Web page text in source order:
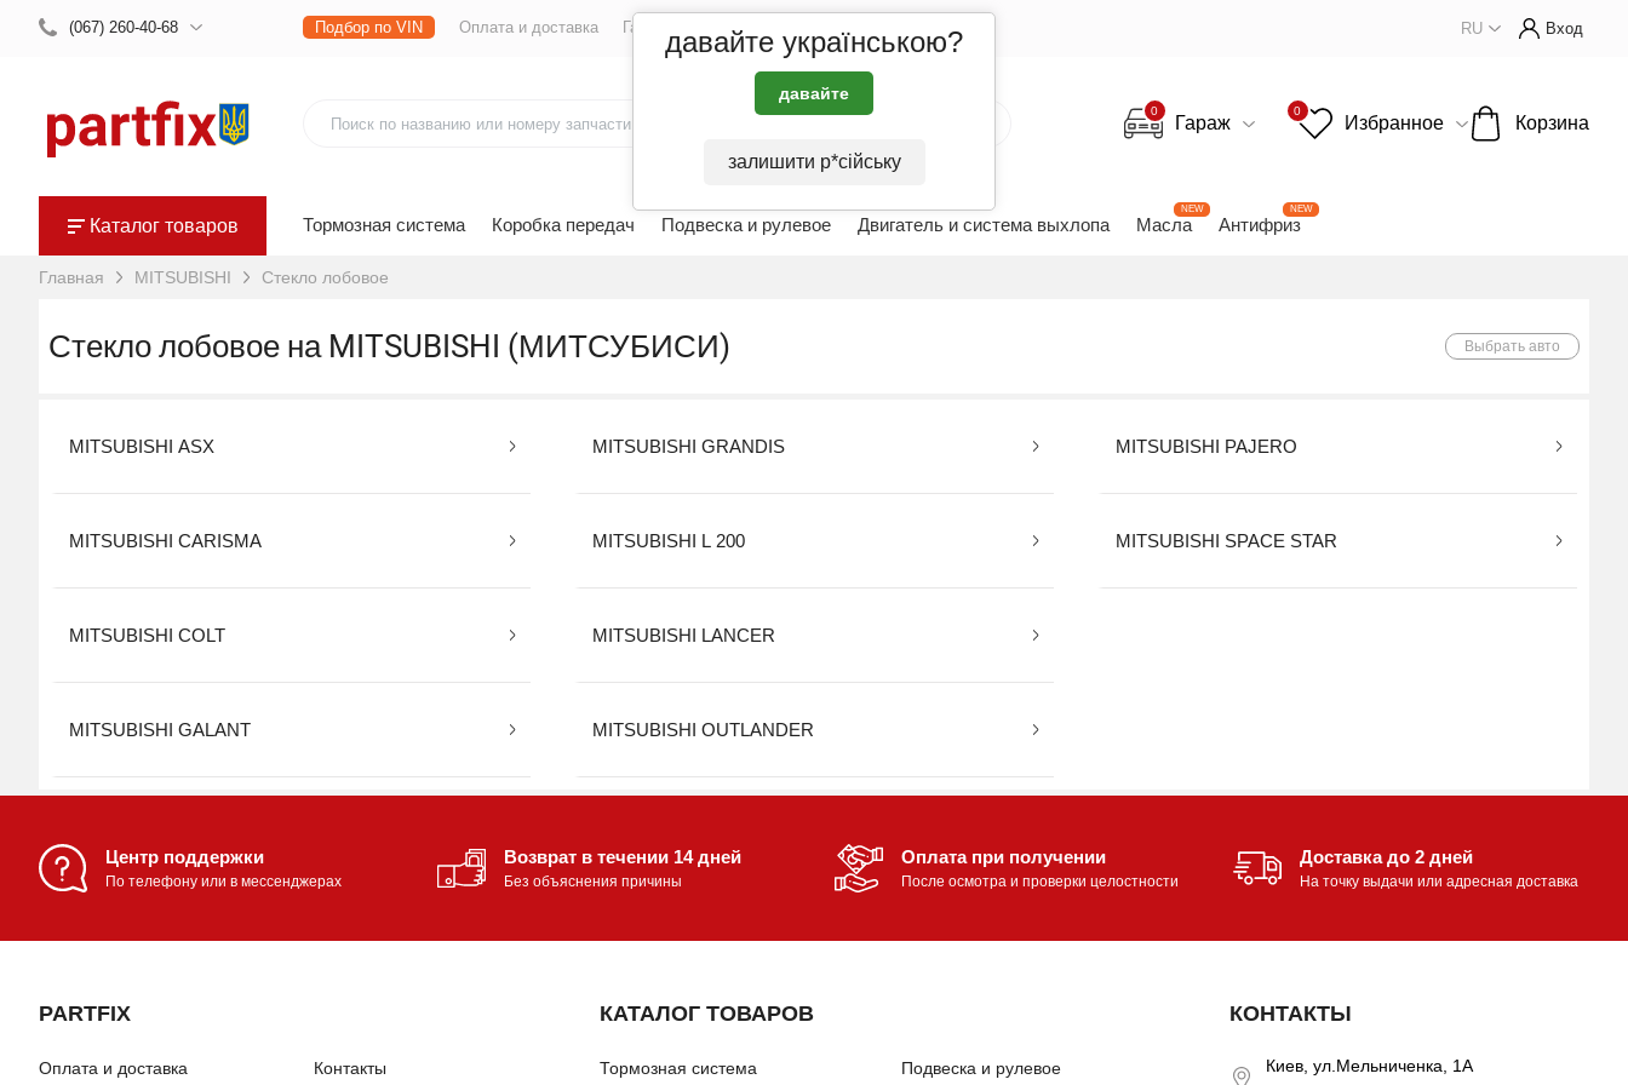
давайте українською?
давайте
залишити р*сійську
(067) 260-40-68 Подбор по VIN Оплата и доставка Гарантия и возврат Контакты RU Вход
0
Гараж
0
Избранное Корзина
Каталог товаров Тормозная система Коробка передач Подвеска и рулевое Двигатель и система выхлопа Масла
NEW
Антифриз
NEW
Главная MITSUBISHI Стекло лобовое
Стекло лобовое на MITSUBISHI (МИТСУБИСИ) Выбрать авто
MITSUBISHI ASX
MITSUBISHI CARISMA
MITSUBISHI COLT
MITSUBISHI GALANT
MITSUBISHI GRANDIS
MITSUBISHI L 200
MITSUBISHI LANCER
MITSUBISHI OUTLANDER
MITSUBISHI PAJERO
MITSUBISHI SPACE STAR
Центр поддержки
По телефону или в мессенджерах
Возврат в течении 14 дней
Без объяснения причины
Оплата при получении
После осмотра и проверки целостности
Доставка до 2 дней
На точку выдачи или адресная доставка
PARTFIX
Оплата и доставка Контакты
КАТАЛОГ ТОВАРОВ
Тормозная система Подвеска и рулевое
КОНТАКТЫ
Киев, ул.Мельниченка, 1А